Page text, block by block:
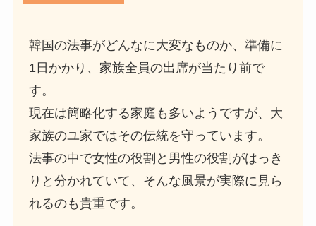
韓国の法事がどんなに大変なものか、準備に
1日かかり、家族全員の出席が当たり前で
す。
現在は簡略化する家庭も多いようですが、大
家族のユ家ではその伝統を守っています。
法事の中で女性の役割と男性の役割がはっき
りと分かれていて、そんな風景が実際に見ら
れるのも貴重です。